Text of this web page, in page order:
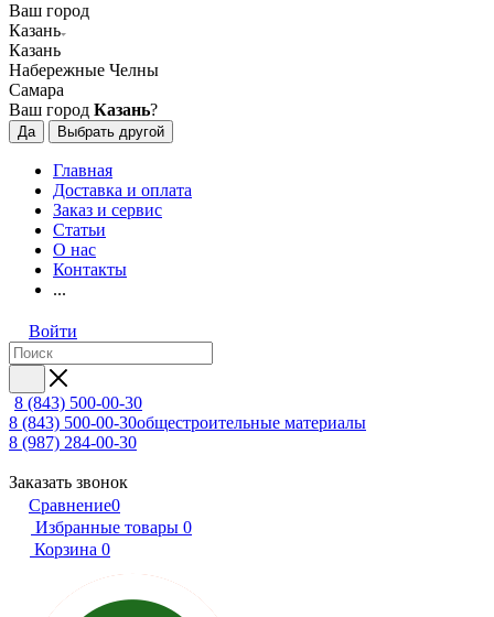
Ваш город
Казань
Казань
Набережные Челны
Самара
Ваш город Казань?
Да Выбрать другой
Главная
Доставка и оплата
Заказ и сервис
Статьи
О нас
Контакты
...
Войти
8 (843) 500-00-30
8 (843) 500-00-30общестроительные материалы
8 (987) 284-00-30
Заказать звонок
Сравнение0
Избранные товары 0
Корзина 0